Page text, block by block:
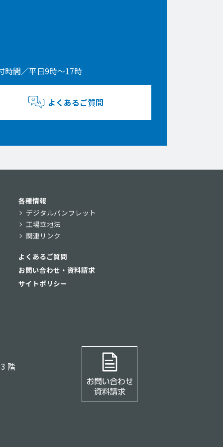
時間／平日9時〜17時
よくあるご質問
各種情報
デジタルパンフレット
工場立地法
関連リンク
よくあるご質問
お問い合わせ・資料請求
サイトポリシー
階